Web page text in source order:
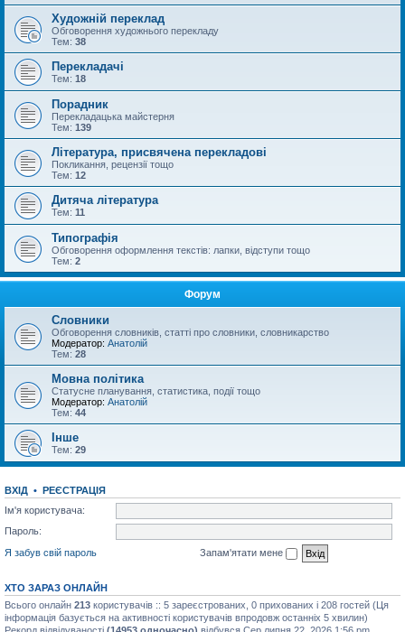
Художній переклад
Обговорення художнього перекладу
Тем: 38
Перекладачі
Тем: 18
Порадник
Перекладацька майстерня
Тем: 139
Література, присвячена перекладові
Покликання, рецензії тощо
Тем: 12
Дитяча література
Тем: 11
Типографія
Обговорення оформлення текстів: лапки, відступи тощо
Тем: 2
Форум
Словники
Обговорення словників, статті про словники, словникарство
Модератор: Анатолій
Тем: 28
Мовна політика
Статусне планування, статистика, події тощо
Модератор: Анатолій
Тем: 44
Інше
Тем: 29
ВХІД • РЕЄСТРАЦІЯ
Ім'я користувача:
Пароль:
Я забув свій пароль
Запам'ятати мене
ХТО ЗАРАЗ ОНЛАЙН
Всього онлайн 213 користувачів :: 5 зареєстрованих, 0 прихованих і 208 гостей (Ця
інформація базується на активності користувачів впродовж останніх 5 хвилин)
Рекорд відвідуваності (14953 одночасно) відбувся Сер липня 22, 2026 1:56 pm